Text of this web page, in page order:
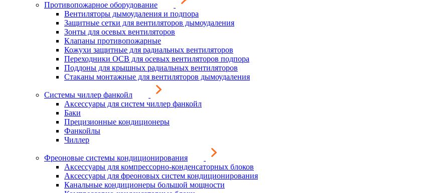
Противопожарное оборудование
Вентиляторы дымоудаления и подпора
Защитные сетки для вентиляторов дымоудаления
Зонты для осевых вентиляторов
Клапаны противопожарные
Кожухи защитные для радиальных вентиляторов
Переходники ОСВ для осевых вентиляторов подпора
Поддоны для крышных радиальных вентиляторов
Стаканы монтажные для вентиляторов дымоудаления
Системы чиллер фанкойл
Аксессуары для систем чиллер фанкойл
Баки
Прецизионные кондиционеры
Фанкойлы
Чиллер
Фреоновые системы кондиционирования
Аксессуары для компрессорно-конденсаторных блоков
Аксессуары для фреоновых систем кондиционирования
Канальные кондиционеры большой мощности